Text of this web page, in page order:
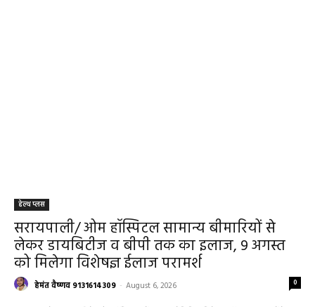
हेल्थ प्लस
सरायपाली/ ओम हॉस्पिटल सामान्य बीमारियों से
लेकर डायबिटीज व बीपी तक का इलाज, 9 अगस्त
को मिलेगा विशेषज्ञ ईलाज परामर्श
हेमंत वैष्णव 9131614309 - August 6, 2026 0